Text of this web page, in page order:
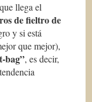
llega el
de fieltro de
y si está
que mejor),
bag”, es decir,